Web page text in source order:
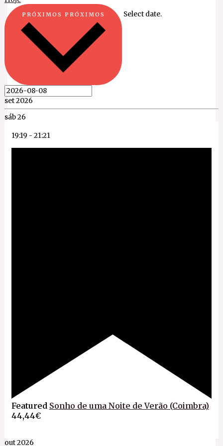
PRÓXIMOS PRÓXIMOS Select date.
set 2026
sáb26
19:19 - 21:21
Featured Sonho de uma Noite de Verão (Coimbra)
44,44€
out 2026